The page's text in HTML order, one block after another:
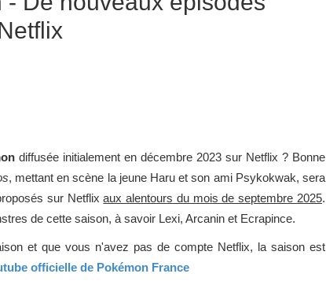
diffusée initialement en décembre 2023 sur Netflix ? Bonne
, mettant en scène la jeune Haru et son ami Psykokwak, sera
sur Netflixaux alentours du mois de septembre 2025.
de cette saison, à savoir Lexi, Arcanin et Ecrapince.
et que vous n'avez pas de compte Netflix, la saison est
officielle de Pokémon France